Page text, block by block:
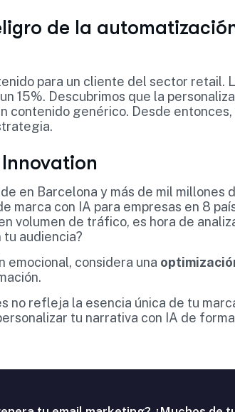
de la
para un cliente del sector retail.
15%. Descubrimos que la
contenido genérico. Desde
en Barcelona y más de mil millones
marca con IA para empresas en 8
volumen de tráfico, es hora de
audiencia?
emocional, considera una
no refleja la esencia única de tu
tu narrativa con IA de